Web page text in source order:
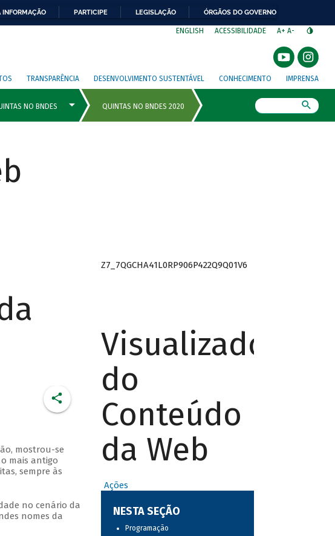
INFORMAÇÃO PARTICIPE LEGISLAÇÃO ÓRGÃOS DO GOVERNO
ENGLISH ACESSIBILIDADE A+ A-
TRANSPARÊNCIA DESENVOLVIMENTO SUSTENTÁVEL CONHECIMENTO IMPRENSA
mostrou-se
mais antigo
sempre às
no cenário da
nomes da
Z7_7QGCHA41L0RP906P422Q9Q01V6
Visualizador
do
Conteúdo
da Web
Ações
NESTA SEÇÃO
Programação